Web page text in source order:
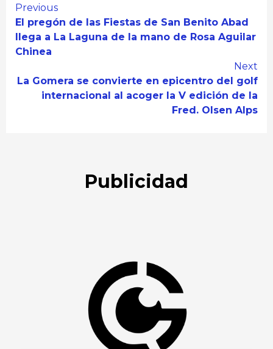
Continue
Reading
Previous
El pregón de las Fiestas de San Benito Abad
llega a La Laguna de la mano de Rosa Aguilar
Chinea
Next
La Gomera se convierte en epicentro del golf
internacional al acoger la V edición de la
Fred. Olsen Alps
Publicidad